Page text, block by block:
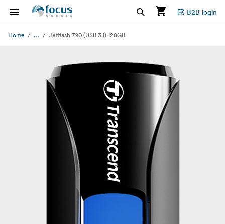
B2B login
Home ... Jetflash 790 (USB 3.1) 128GB